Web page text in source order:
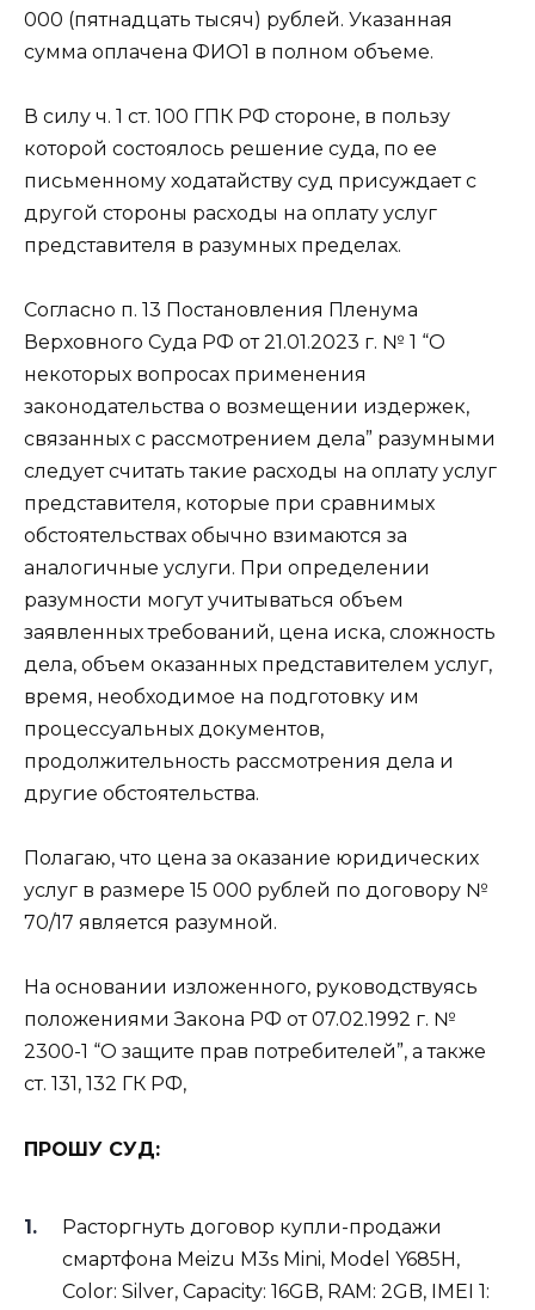
000 (пятнадцать тысяч) рублей. Указанная
сумма оплачена ФИО1 в полном объеме.
В силу ч. 1 ст. 100 ГПК РФ стороне, в пользу
которой состоялось решение суда, по ее
письменному ходатайству суд присуждает с
другой стороны расходы на оплату услуг
представителя в разумных пределах.
Согласно п. 13 Постановления Пленума
Верховного Суда РФ от 21.01.2023 г. № 1 “О
некоторых вопросах применения
законодательства о возмещении издержек,
связанных с рассмотрением дела” разумными
следует считать такие расходы на оплату услуг
представителя, которые при сравнимых
обстоятельствах обычно взимаются за
аналогичные услуги. При определении
разумности могут учитываться объем
заявленных требований, цена иска, сложность
дела, объем оказанных представителем услуг,
время, необходимое на подготовку им
процессуальных документов,
продолжительность рассмотрения дела и
другие обстоятельства.
Полагаю, что цена за оказание юридических
услуг в размере 15 000 рублей по договору №
70/17 является разумной.
На основании изложенного, руководствуясь
положениями Закона РФ от 07.02.1992 г. №
2300-1 “О защите прав потребителей”, а также
ст. 131, 132 ГК РФ,
ПРОШУ СУД:
Расторгнуть договор купли-продажи
смартфона Meizu M3s Mini, Model Y685H,
Color: Silver, Capacity: 16GB, RAM: 2GB, IMEI 1: